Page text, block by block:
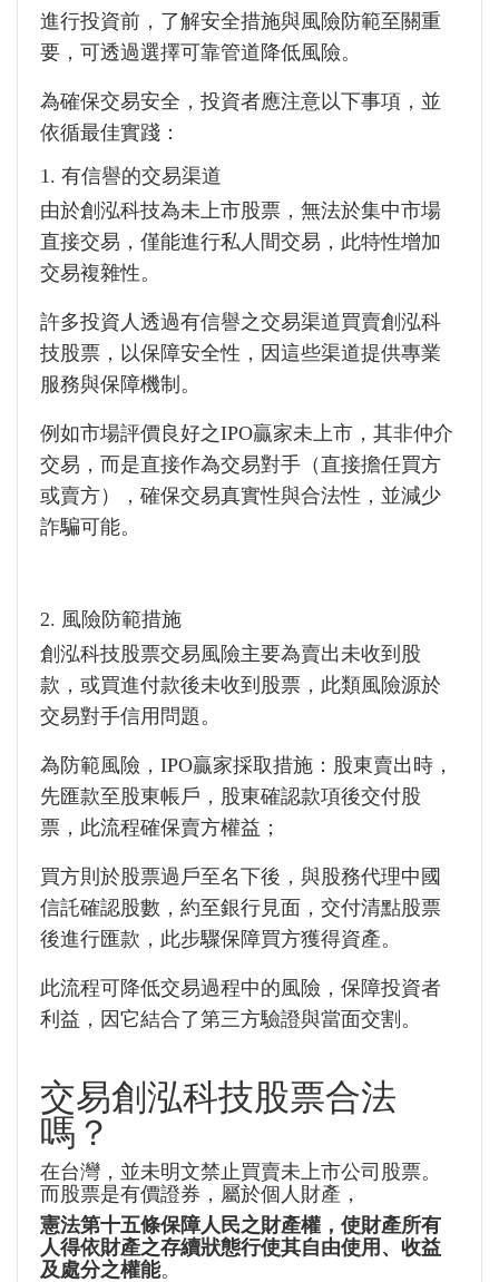
進行投資前，了解安全措施與風險防範至關重
要，可透過選擇可靠管道降低風險。
為確保交易安全，投資者應注意以下事項，並
依循最佳實踐：
1. 有信譽的交易渠道
由於創泓科技為未上市股票，無法於集中市場
直接交易，僅能進行私人間交易，此特性增加
交易複雜性。
許多投資人透過有信譽之交易渠道買賣創泓科
技股票，以保障安全性，因這些渠道提供專業
服務與保障機制。
例如市場評價良好之IPO贏家未上市，其非仲介
交易，而是直接作為交易對手（直接擔任買方
或賣方），確保交易真實性與合法性，並減少
詐騙可能。
2. 風險防範措施
創泓科技股票交易風險主要為賣出未收到股
款，或買進付款後未收到股票，此類風險源於
交易對手信用問題。
為防範風險，IPO贏家採取措施：股東賣出時，
先匯款至股東帳戶，股東確認款項後交付股
票，此流程確保賣方權益；
買方則於股票過戶至名下後，與股務代理中國
信託確認股數，約至銀行見面，交付清點股票
後進行匯款，此步驟保障買方獲得資產。
此流程可降低交易過程中的風險，保障投資者
利益，因它結合了第三方驗證與當面交割。
交易創泓科技股票合法
嗎？
在台灣，並未明文禁止買賣未上市公司股票。
而股票是有價證券，屬於個人財產，
憲法第十五條保障人民之財產權，使財產所有
人得依財產之存續狀態行使其自由使用、收益
及處分之權能。